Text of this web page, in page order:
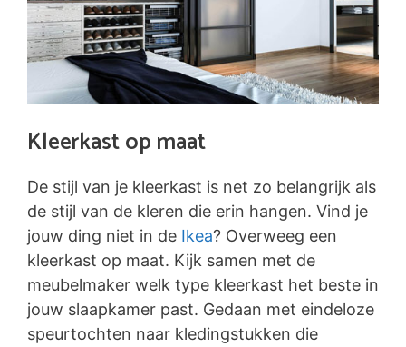
Kleerkast op maat
De stijl van je kleerkast is net zo belangrijk als
de stijl van de kleren die erin hangen. Vind je
jouw ding niet in de Ikea? Overweeg een
kleerkast op maat. Kijk samen met de
meubelmaker welk type kleerkast het beste in
jouw slaapkamer past. Gedaan met eindeloze
speurtochten naar kledingstukken die